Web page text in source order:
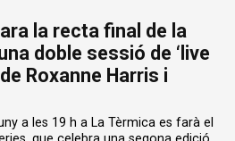
la recta final de la
doble sessió de ‘live
Roxanne Harris i
a les 19 h a La Tèrmica es farà el